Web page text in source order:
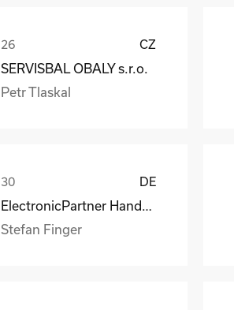
CZ
SERVISBAL OBALY s.r.o.
Petr Tlaskal
DE
Stefan Finger